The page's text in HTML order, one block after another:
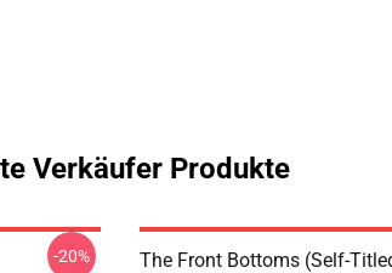
Verkäufer Produkte
-20% The Front Bottoms (Self-